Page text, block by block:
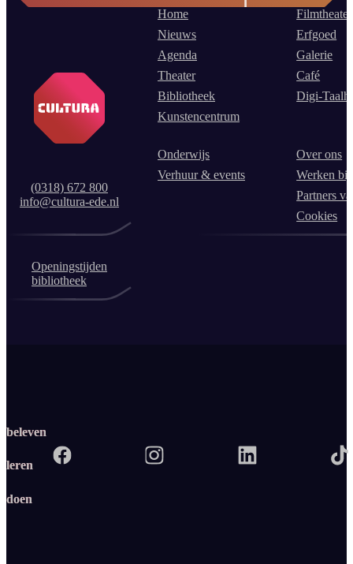
(0318) 672 800
info@cultura-ede.nl
Home
Nieuws
Agenda
Theater
Bibliotheek
Kunstencentrum
Filmtheater
Erfgoed
Galerie
Café
Digi-
Onderwijs
Verhuur & events
Over ons
Werken
Partners
Cookies
Openingstijden
bibliotheek
beleven
leren
doen